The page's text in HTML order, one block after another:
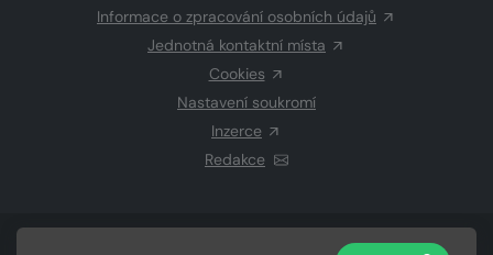
Informace o zpracování osobních údajů
Jednotná kontaktní místa
Cookies
Nastavení soukromí
Inzerce
Redakce
CZECH NEWS CENTER a.s.a dodavatelé